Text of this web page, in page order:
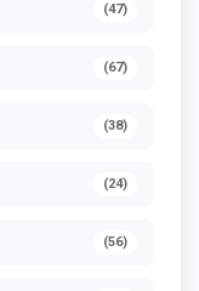
(47)
(67)
(38)
(24)
(56)